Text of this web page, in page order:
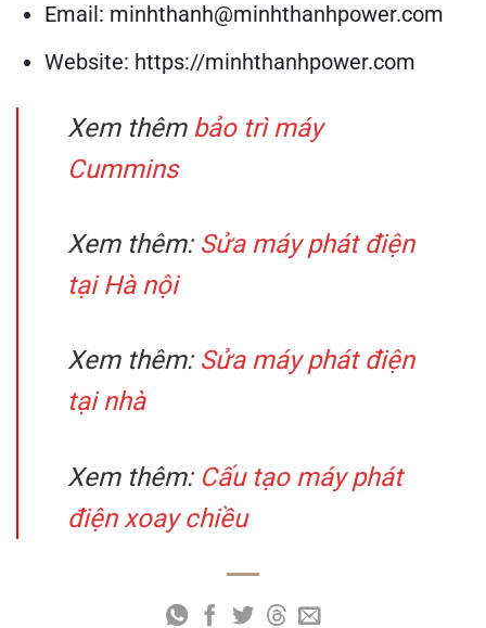
Email: minhthanh@minhthanhpower.com
Website: https://minhthanhpower.com
Xem thêm bảo trì máy
Cummins
Xem thêm: Sửa máy phát điện
tại Hà nội
Xem thêm: Sửa máy phát điện
tại nhà
Xem thêm: Cấu tạo máy phát
điện xoay chiều